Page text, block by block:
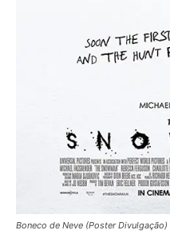
Boneco de Neve (Poster Divulgação)